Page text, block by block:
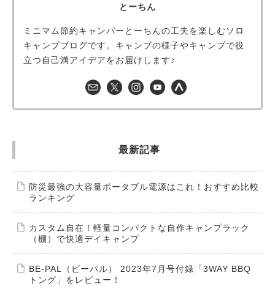
とーちん
ミニマム節約キャンパーとーちんの工夫を楽しむソロ
キャンプブログです。キャンプの様子やキャンプで役
立つ自己満アイデアをお届けします♪
最新記事
防災最強の大容量ポータブル電源はこれ！おすすめ比較
ランキング
カスタム自在！軽量コンパクトな自作キャンプラック
（棚）で快適デイキャンプ
BE-PAL（ビーパル） 2023年7月号付録「3WAY BBQ
トング」をレビュー！